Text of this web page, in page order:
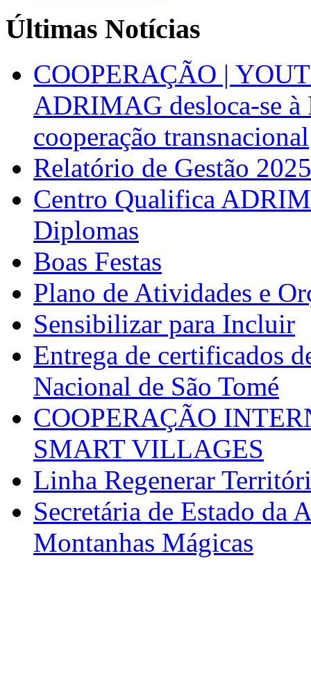
Últimas Notícias
COOPERAÇÃO |
ADRIMAG desloca-se
cooperação transnacional
Relatório de Gestão 2025
Centro Qualifica
Diplomas
Boas Festas
Plano de Atividades e
Sensibilizar para Incluir
Entrega de certificados
Nacional de São Tomé
COOPERAÇÃO
SMART VILLAGES
Linha Regenerar
Secretária de Estado da
Montanhas Mágicas